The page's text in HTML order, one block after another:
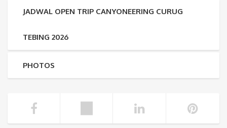
JADWAL OPEN TRIP CANYONEERING CURUG
TEBING 2026
PHOTOS